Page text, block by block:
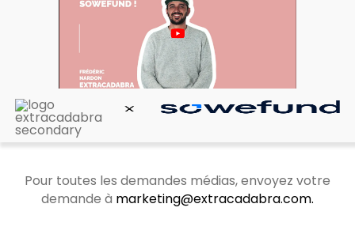
Pour toutes les demandes médias, envoyez votre
demande à marketing@extracadabra.com.